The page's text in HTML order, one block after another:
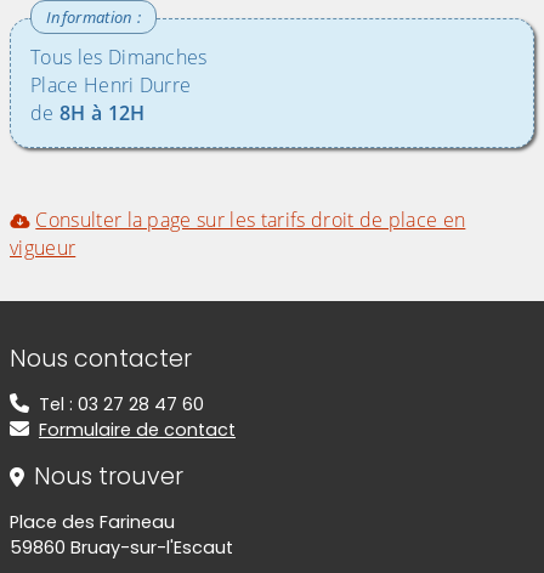
Tous les Dimanches
Place Henri Durre
de 8H à 12H
Consulter la page sur les tarifs droit de place en
vigueur
Informations de contact
Nous contacter
Tel : 03 27 28 47 60
Formulaire de contact
Nous trouver
Place des Farineau
59860 Bruay-sur-l'Escaut